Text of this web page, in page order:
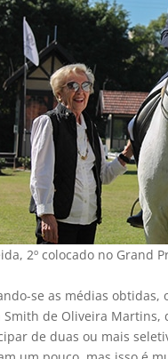
2º colocado no Grand
se as médias
Smith de Oliveira
de duas ou mais